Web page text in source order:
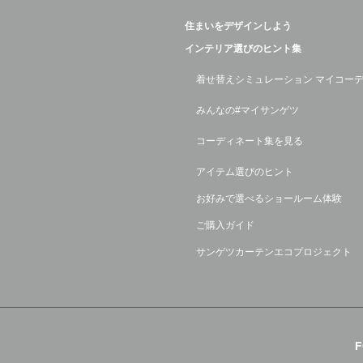
住まいをデザインしよう
インテリア選びのヒント集
着せ替えシミュレーション マイコー
みんなの#マイサンゲツ
コーディネート集を見る
アイテム選びのヒント
お好みで選べるショールーム体験
ご購入ガイド
サンゲツカーテンエコプロジェクト